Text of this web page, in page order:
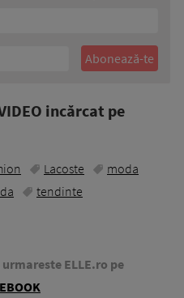
incărcat pe
Lacoste
moda
tendinte
ELLE.ro pe